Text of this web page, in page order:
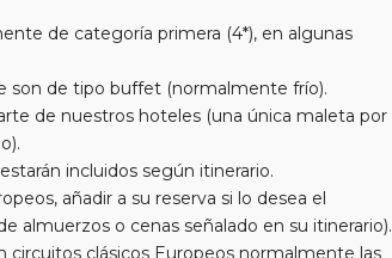
de categoría primera (4*), en algunas
son de tipo buffet (normalmente frío).
de nuestros hoteles (una única maleta por
incluidos según itinerario.
añadir a su reserva si lo desea el
almuerzos o cenas señalado en su itinerario).
circuitos clásicos Europeos normalmente las